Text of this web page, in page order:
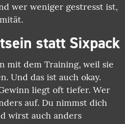
wer weniger gestresst ist,
statt Sixpack
mit dem Training, weil sie
Und das ist auch okay.
liegt oft tiefer. Wer
auf. Du nimmst dich
wirst auch anders